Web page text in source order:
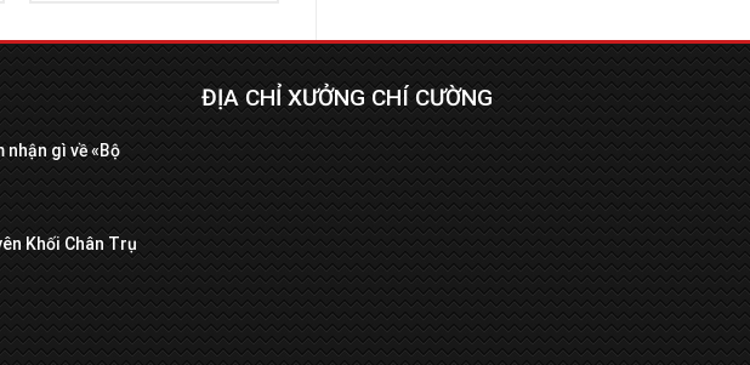
gì về «Bộ
Khối Chân Trụ
ĐỊA CHỈ XƯỞNG CHÍ CƯỜNG